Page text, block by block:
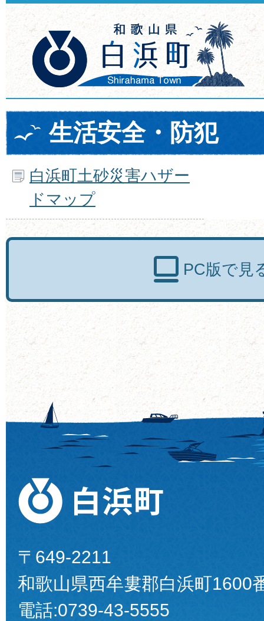
生活安全・防犯
白浜町土砂災害ハザー
ドマップ
PC版で見
〒649-2211
和歌山県西牟婁郡白浜町1600
電話:0739-43-5555